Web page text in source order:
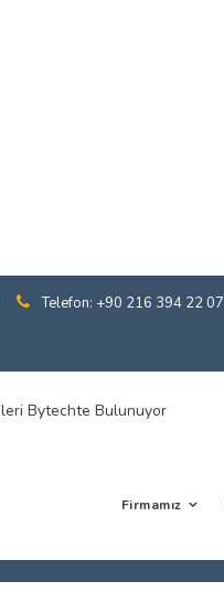
Telefon: +90 216 394 22 07
Firmamız